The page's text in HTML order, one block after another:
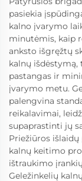
pasiekia
kalno įvarymo
minutėmis, kaip
anksto išgręžtų
kalnų
pastangas ir
įvarymo metu.
palengvina
reikalavimai,
supaprastinti jų
Priežiūros išlaidų
kalnų keitimo
ištraukimo
Geležinkelių